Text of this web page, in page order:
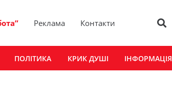
Реклама Контакти
ПОЛІТИКА КРИК ДУШІ ІНФОРМАЦІЯ